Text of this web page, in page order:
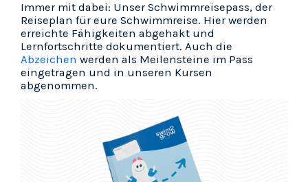
Immer mit dabei: Unser Schwimmreisepass, der
Reiseplan für eure Schwimmreise. Hier werden
erreichte Fähigkeiten abgehakt und
Lernfortschritte dokumentiert. Auch die
Abzeichen werden als Meilensteine im Pass
eingetragen und in unseren Kursen
abgenommen.